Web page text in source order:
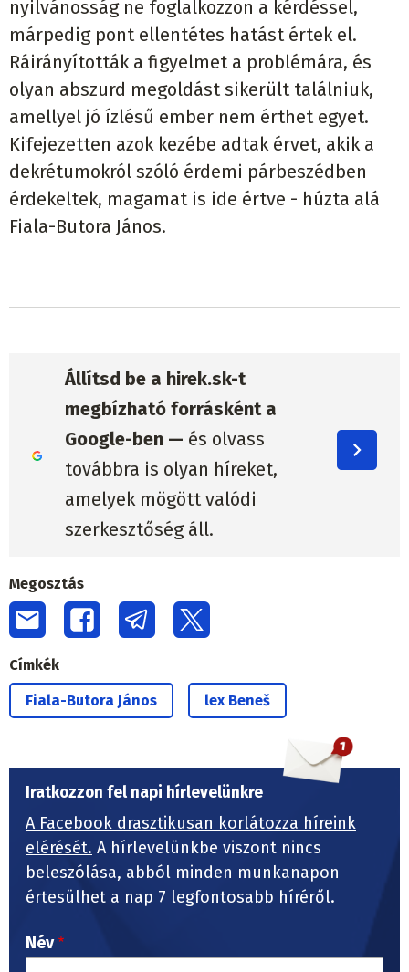
nyilvánosság ne foglalkozzon a kérdéssel,
márpedig pont ellentétes hatást értek el.
Ráirányították a figyelmet a problémára, és
olyan abszurd megoldást sikerült találniuk,
amellyel jó ízlésű ember nem érthet egyet.
Kifejezetten azok kezébe adtak érvet, akik a
dekrétumokról szóló érdemi párbeszédben
érdekeltek, magamat is ide értve - húzta alá
Fiala-Butora János.
Állítsd be a hirek.sk-t
megbízható forrásként a
Google-ben — és olvass
továbbra is olyan híreket,
amelyek mögött valódi
szerkesztőség áll.
Megosztás
Címkék
Fiala-Butora János lex Beneš
Iratkozzon fel napi hírlevelünkre
A Facebook drasztikusan korlátozza híreink
elérését. A hírlevelünkbe viszont nincs
beleszólása, abból minden munkanapon
értesülhet a nap 7 legfontosabb híréről.
Név